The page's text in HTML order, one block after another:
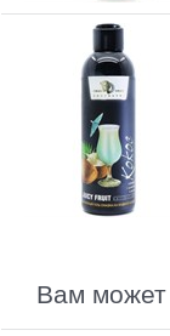
Вам может